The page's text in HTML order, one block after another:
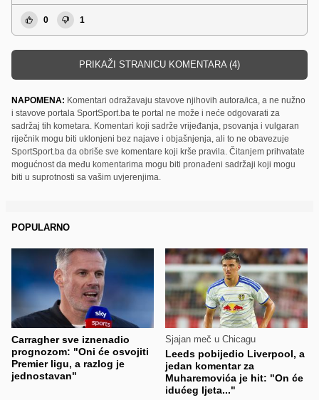
0 1
PRIKAŽI STRANICU KOMENTARA (4)
NAPOMENA: Komentari odražavaju stavove njihovih autora/ica, a ne nužno
i stavove portala SportSport.ba te portal ne može i neće odgovarati za
sadržaj tih kometara. Komentari koji sadrže vrijeđanja, psovanja i vulgaran
riječnik mogu biti uklonjeni bez najave i objašnjenja, ali to ne obavezuje
SportSport.ba da obriše sve komentare koji krše pravila. Čitanjem prihvatate
mogućnost da među komentarima mogu biti pronađeni sadržaji koji mogu
biti u suprotnosti sa vašim uvjerenjima.
POPULARNO
Carragher sve iznenadio
prognozom: "Oni će osvojiti
Premier ligu, a razlog je
jednostavan"
Sjajan meč u Chicagu
Leeds pobijedio Liverpool, a
jedan komentar za
Muharemovića je hit: "On će
idućeg ljeta..."